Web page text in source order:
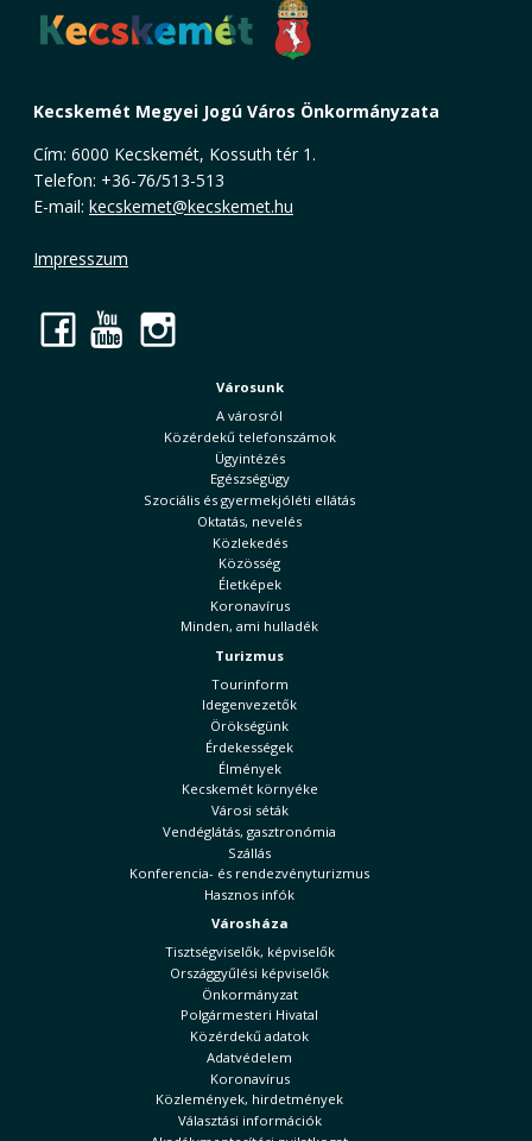
Kecskemét Megyei Jogú Város Önkormányzata
Cím: 6000 Kecskemét, Kossuth tér 1.
Telefon: +36-76/513-513
E-mail: kecskemet@kecskemet.hu
Impresszum
Facebook
YouTube
Városunk
A városról
Közérdekű telefonszámok
Ügyintézés
Egészségügy
Szociális és gyermekjóléti ellátás
Oktatás, nevelés
Közlekedés
Közösség
Életképek
Koronavírus
Minden, ami hulladék
Turizmus
Tourinform
Idegenvezetők
Örökségünk
Érdekességek
Élmények
Kecskemét környéke
Városi séták
Vendéglátás, gasztronómia
Szállás
Konferencia- és rendezvényturizmus
Hasznos infók
Városháza
Tisztségviselők, képviselők
Országgyűlési képviselők
Önkormányzat
Polgármesteri Hivatal
Közérdekű adatok
Adatvédelem
Koronavírus
Közlemények, hirdetmények
Választási információk